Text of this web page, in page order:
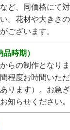
ど、同価格にて
。花材や大きさ
ございます。
時期）
らの制作となり
程度お時間いた
ります）。お急
知らせください。